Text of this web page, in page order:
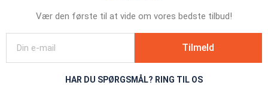
Vær den første til at vide om vores bedste tilbud!
Tilmeld
HAR DU SPØRGSMÅL? RING TIL OS